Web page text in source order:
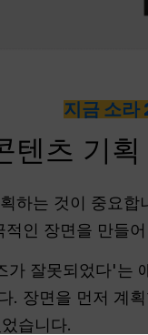
지금 소라
텐츠 기획
하는 것이 중요
인 장면을 만들
가 잘못되었다'는
. 장면을 먼저 계
습니다.